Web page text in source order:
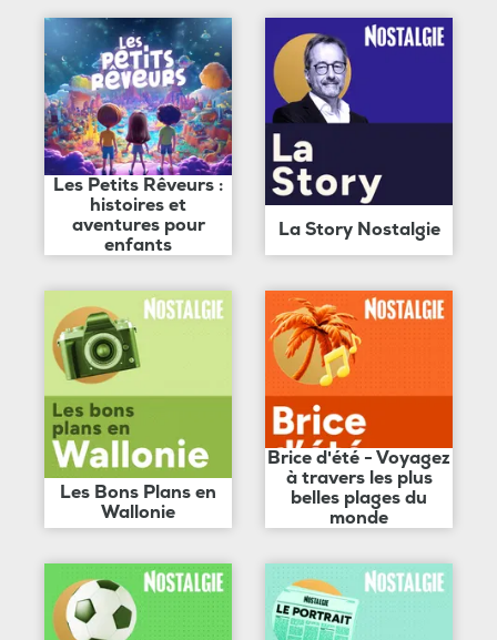
Les Petits Rêveurs :
histoires et
aventures pour
enfants
La Story Nostalgie
Les Bons Plans en
Wallonie
Brice d'été - Voyagez
à travers les plus
belles plages du
monde